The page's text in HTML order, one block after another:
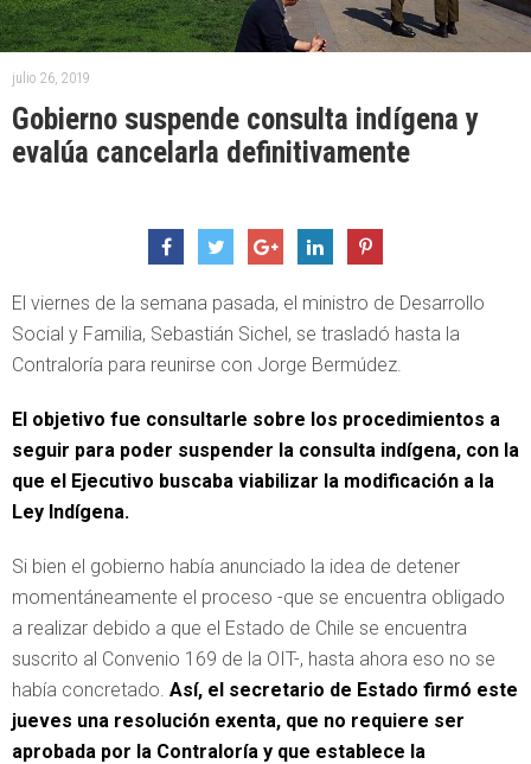
julio 26, 2019
Gobierno suspende consulta indígena y
evalúa cancelarla definitivamente
El viernes de la semana pasada, el ministro de Desarrollo
Social y Familia, Sebastián Sichel, se trasladó hasta la
Contraloría para reunirse con Jorge Bermúdez.
El objetivo fue consultarle sobre los procedimientos a
seguir para poder suspender la consulta indígena, con la
que el Ejecutivo buscaba viabilizar la modificación a la
Ley Indígena.
Si bien el gobierno había anunciado la idea de detener
momentáneamente el proceso -que se encuentra obligado
a realizar debido a que el Estado de Chile se encuentra
suscrito al Convenio 169 de la OIT-, hasta ahora eso no se
había concretado. Así, el secretario de Estado firmó este
jueves una resolución exenta, que no requiere ser
aprobada por la Contraloría y que establece la